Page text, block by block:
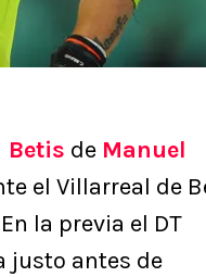
Betis de Manuel
el Villarreal de
la previa el DT
justo antes de